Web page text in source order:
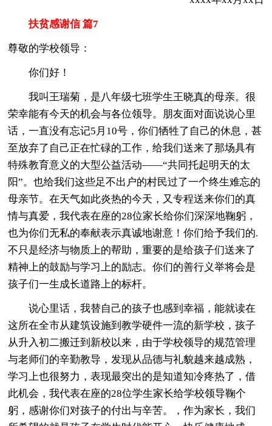
扶贫感谢信 篇7
尊敬的学校领导：
你们好！
我叫王瑞菊，是八年级七班学生王晓真的母亲。很
荣幸能有今天的机会与各位领导。朋友面对面说说心里
话，一直没有忘记5月10号，你们牺牲了自己的休息，甚
至放弃了自己正在忙碌的工作，给我们送来了那场具有
特殊教育意义的大型公益活动——“共同托起明天的太
阳”。也给我们这些足不出户的村民过了一个终生难忘的
母亲节。在天气如此炎热的今天，又专程送来你们的真
情与真爱，我代表在座的28位家长给你们深深地鞠躬，
也为你们无私的奉献表示真诚地谢意！你们给予我们的.
不只是经济与物质上的帮助，重要的是给孩子们送来了
精神上的鼓励与学习上的励志。你们的善行义举将会是
孩子们一生成长道路上的标杆。
说心里话，我替自己的孩子也感到幸福，能就读在
这所在全市从建筑设施到教学硬件一流的新学校，孩子
从升入初二搬迁到新校以来，由于学校领导的规范管理
与老师们的辛勤教导，发现从品德与礼貌越来越成熟，
学习上也很努力，表现最突出的是知道知冷疼热了，借
此机会，我代表在座的28位学生家长给学校领导鞠个
躬，感谢你们对孩子的付出与辛苦。，作为家长，我们